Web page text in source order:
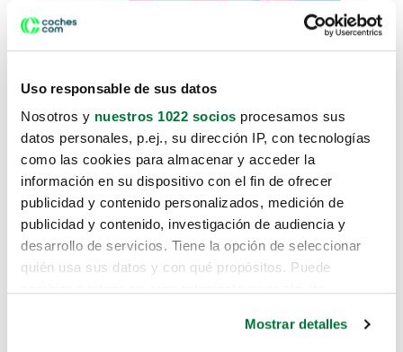
Uso responsable de sus datos
Nosotros y nuestros 1022 socios procesamos sus
datos personales, p.ej., su dirección IP, con tecnologías
como las cookies para almacenar y acceder la
información en su dispositivo con el fin de ofrecer
publicidad y contenido personalizados, medición de
publicidad y contenido, investigación de audiencia y
desarrollo de servicios. Tiene la opción de seleccionar
quién usa sus datos y con qué propósitos. Puede
Mostrar detalles
Lo sentimos, no sabemos como
te hemos traido hasta aquí.
Pero puedes encontrar el coche que estás
buscando en alguno de estos enlaces: